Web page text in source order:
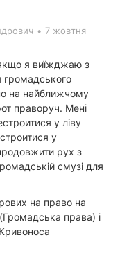
• 7 жовтня
я виїжджаю з
громадського
на найближчому
праворуч. Мені
у ліву
у
рух з
смузі для
на право на
права) і